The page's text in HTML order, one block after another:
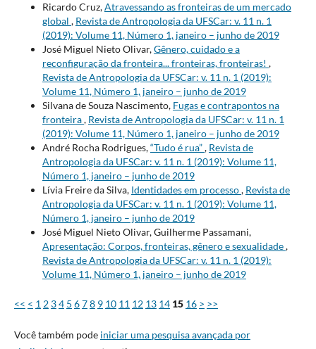
Ricardo Cruz,Atravessando as fronteiras de um mercado
global , Revista de Antropologia da UFSCar: v. 11 n. 1
(2019): Volume 11, Número 1, janeiro – junho de 2019
José Miguel Nieto Olivar,Gênero, cuidado e a
reconfiguração da fronteira... fronteiras, fronteiras! ,
Revista de Antropologia da UFSCar: v. 11 n. 1 (2019):
Volume 11, Número 1, janeiro – junho de 2019
Silvana de Souza Nascimento, Fugas e contrapontos na
fronteira, Revista de Antropologia da UFSCar: v. 11 n. 1
(2019): Volume 11, Número 1, janeiro – junho de 2019
André Rocha Rodrigues,“Tudo é rua”, Revista de
Antropologia da UFSCar: v. 11 n. 1 (2019): Volume 11,
Número 1, janeiro – junho de 2019
Lívia Freire da Silva, Identidades em processo, Revista de
Antropologia da UFSCar: v. 11 n. 1 (2019): Volume 11,
Número 1, janeiro – junho de 2019
José Miguel Nieto Olivar, Guilherme Passamani,
Apresentação: Corpos, fronteiras, gênero e sexualidade,
Revista de Antropologia da UFSCar: v. 11 n. 1 (2019):
Volume 11, Número 1, janeiro – junho de 2019
<< < 1 2 34 5 678 9 10 11 12 13 14 15 16 > >>
Você também pode iniciar uma pesquisa avançada por